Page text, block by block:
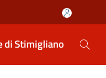
di Stimigliano